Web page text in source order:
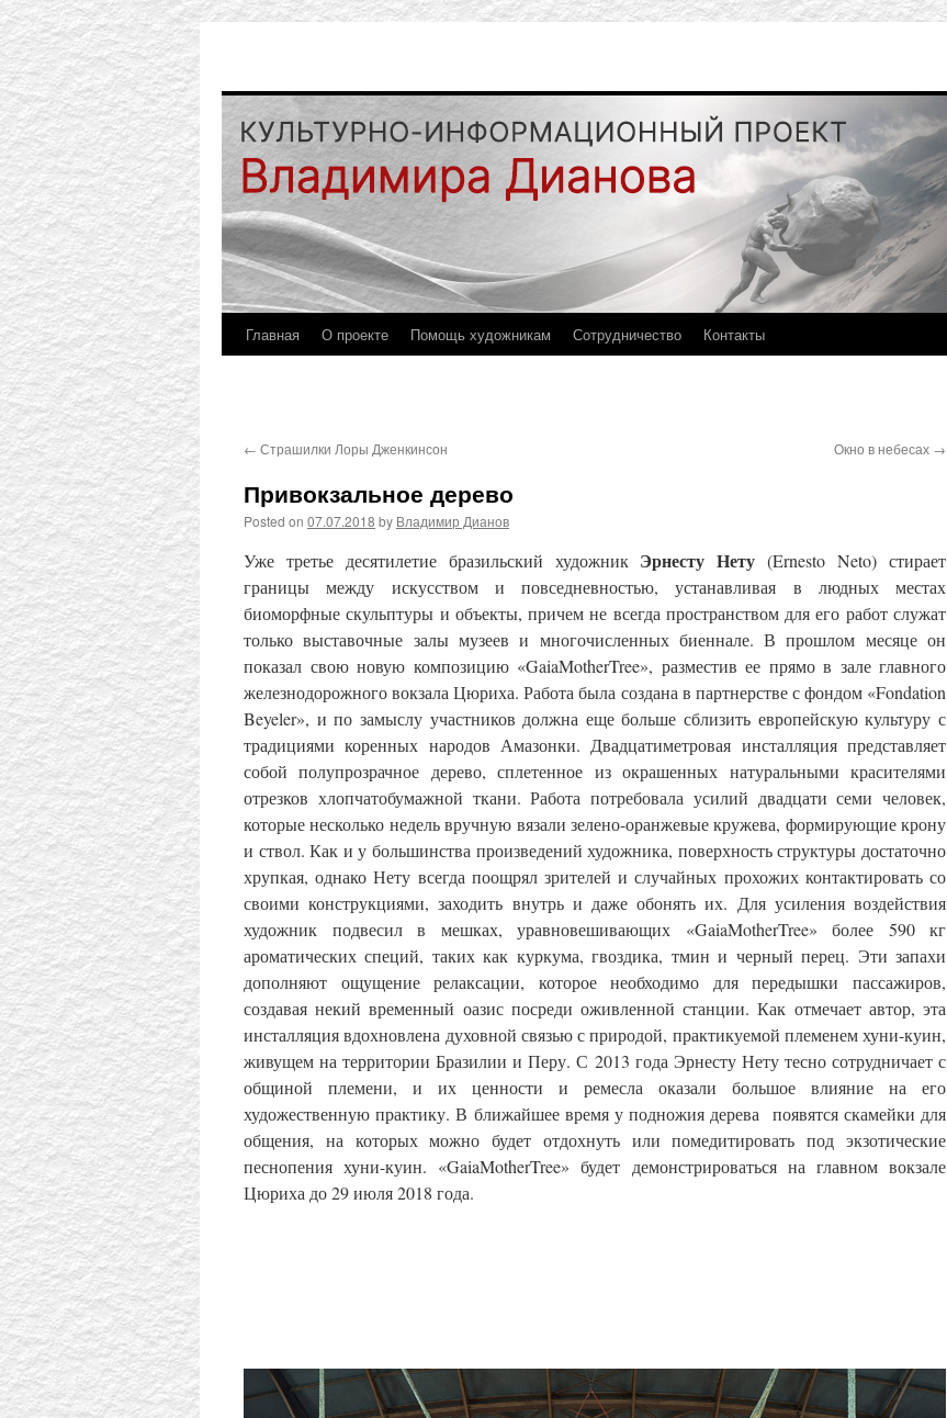
Главная О проекте Помощь художникам Сотрудничество Контакты
← Страшилки Лоры Дженкинсон Окно в небесах →
Привокзальное дерево
Posted on 07.07.2018 by Владимир Дианов
Уже третье десятилетие бразильский художник Эрнесту Нету (Ernesto Neto) стирает
границы между искусством и повседневностью, устанавливая в людных местах
биоморфные скульптуры и объекты, причем не всегда пространством для его работ служат
только выставочные залы музеев и многочисленных биеннале. В прошлом месяце он
показал свою новую композицию «GaiaMotherTree», разместив ее прямо в зале главного
железнодорожного вокзала Цюриха. Работа была создана в партнерстве с фондом «Fondation
Beyeler», и по замыслу участников должна еще больше сблизить европейскую культуру с
традициями коренных народов Амазонки. Двадцатиметровая инсталляция представляет
собой полупрозрачное дерево, сплетенное из окрашенных натуральными красителями
отрезков хлопчатобумажной ткани. Работа потребовала усилий двадцати семи человек,
которые несколько недель вручную вязали зелено-оранжевые кружева, формирующие крону
и ствол. Как и у большинства произведений художника, поверхность структуры достаточно
хрупкая, однако Нету всегда поощрял зрителей и случайных прохожих контактировать со
своими конструкциями, заходить внутрь и даже обонять их. Для усиления воздействия
художник подвесил в мешках, уравновешивающих «GaiaMotherTree» более 590 кг
ароматических специй, таких как куркума, гвоздика, тмин и черный перец. Эти запахи
дополняют ощущение релаксации, которое необходимо для передышки пассажиров,
создавая некий временный оазис посреди оживленной станции. Как отмечает автор, эта
инсталляция вдохновлена ​​духовной связью с природой, практикуемой племенем хуни-куин,
живущем на территории Бразилии и Перу. С 2013 года Эрнесту Нету тесно сотрудничает с
общиной племени, и их ценности и ремесла оказали большое влияние на его
художественную практику. В ближайшее время у подножия дерева появятся скамейки для
общения, на которых можно будет отдохнуть или помедитировать под экзотические
песнопения хуни-куин. «GaiaMotherTree» будет демонстрироваться на главном вокзале
Цюриха до 29 июля 2018 года.